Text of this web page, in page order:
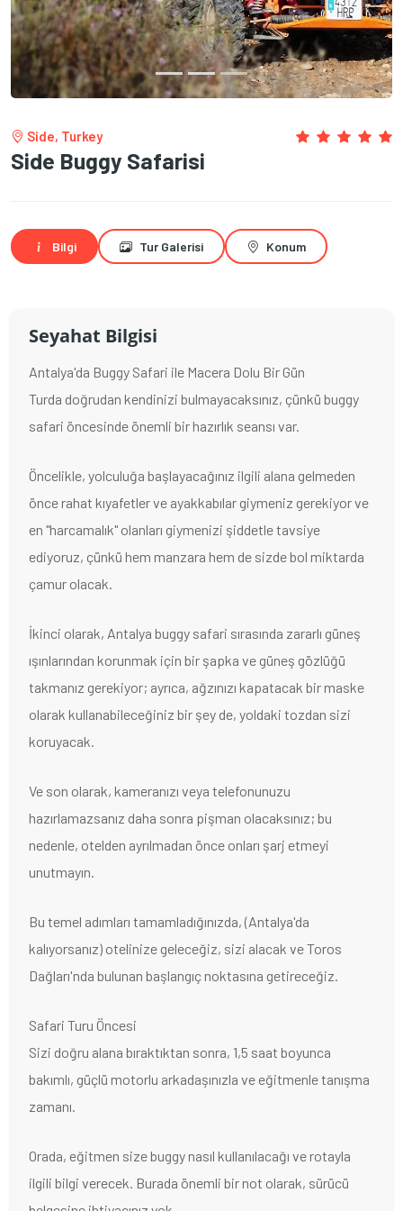
Side, Turkey
Side Buggy Safarisi
Bilgi Tur Galerisi Konum
Seyahat Bilgisi
Antalya'da Buggy Safari ile Macera Dolu Bir Gün
Turda doğrudan kendinizi bulmayacaksınız, çünkü buggy
safari öncesinde önemli bir hazırlık seansı var.
Öncelikle, yolculuğa başlayacağınız ilgili alana gelmeden
önce rahat kıyafetler ve ayakkabılar giymeniz gerekiyor ve
en "harcamalık" olanları giymenizi şiddetle tavsiye
ediyoruz, çünkü hem manzara hem de sizde bol miktarda
çamur olacak.
İkinci olarak, Antalya buggy safari sırasında zararlı güneş
ışınlarından korunmak için bir şapka ve güneş gözlüğü
takmanız gerekiyor; ayrıca, ağzınızı kapatacak bir maske
olarak kullanabileceğiniz bir şey de, yoldaki tozdan sizi
koruyacak.
Ve son olarak, kameranızı veya telefonunuzu
hazırlamazsanız daha sonra pişman olacaksınız; bu
nedenle, otelden ayrılmadan önce onları şarj etmeyi
unutmayın.
Bu temel adımları tamamladığınızda, (Antalya'da
kalıyorsanız) otelinize geleceğiz, sizi alacak ve Toros
Dağları'nda bulunan başlangıç noktasına getireceğiz.
Safari Turu Öncesi
Sizi doğru alana bıraktıktan sonra, 1,5 saat boyunca
bakımlı, güçlü motorlu arkadaşınızla ve eğitmenle tanışma
zamanı.
Orada, eğitmen size buggy nasıl kullanılacağı ve rotayla
ilgili bilgi verecek. Burada önemli bir not olarak, sürücü